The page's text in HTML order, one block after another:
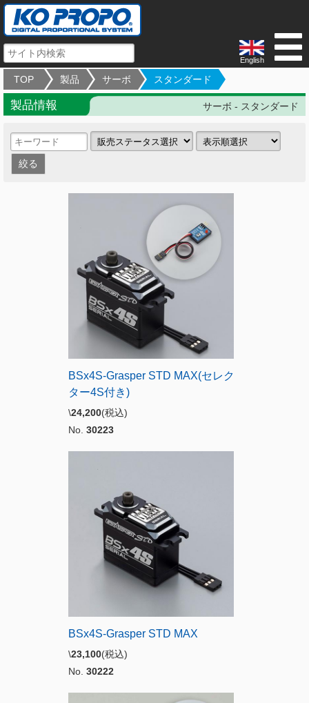
English
TOP 製品 サーボ スタンダード
製品情報 サーボ - スタンダード
BSx4S-Grasper STD MAX(セレク
ター4S付き)
\24,200(税込)
No. 30223
BSx4S-Grasper STD MAX
\23,100(税込)
No. 30222